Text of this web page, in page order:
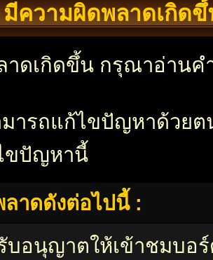
ความผิดพลาดเกิดขึ้
ดเกิดขึ้น กรุณาอ่านค
ารถแก้ไขปัญหาด้วย
ขปัญหานี้
าดดังต่อไปนี้ :
อนุญาตให้เข้าชมบอ